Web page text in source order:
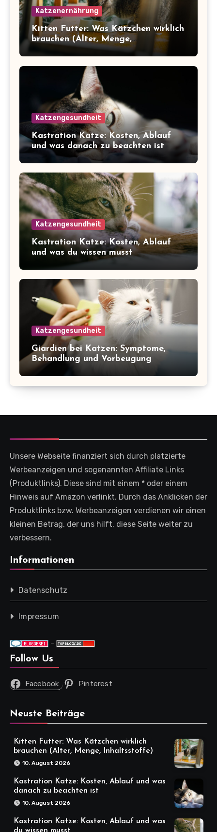
Katzenernährung
Kitten Futter: Was Kätzchen wirklich
brauchen (Alter, Menge,
Inhaltsstoffe)
Katzengesundheit
Kastration Katze: Kosten, Ablauf
und was danach zu beachten ist
Katzengesundheit
Kastration Katze: Kosten, Ablauf
und was du wissen musst
Katzengesundheit
Giardien bei Katzen: Symptome,
Behandlung und Vorbeugung
Unsere Webseite finanziert sich durch platzierte
Werbeanzeigen und sogenannten Affiliate Links
(Produktlinks). Diese sind mit einem * oder einem
Hinweis auf Amazon verlinkt. Durch das Anklicken der
Produktlinks bzw. Werbeanzeigen verdienen wir einen
kleinen Betrag, der uns hilft, diese Seite weiter zu
verbessern.
Informationen
Datenschutz
Impressum
-
Follow Us
Facebook Pinterest
Neuste Beiträge
Kitten Futter: Was Kätzchen wirklich
brauchen (Alter, Menge, Inhaltsstoffe)
10. August 2026
Kastration Katze: Kosten, Ablauf und was
danach zu beachten ist
10. August 2026
Kastration Katze: Kosten, Ablauf und was
du wissen musst